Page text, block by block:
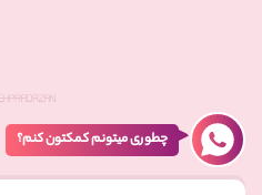
چطوری میتونم کمکتون کنم؟